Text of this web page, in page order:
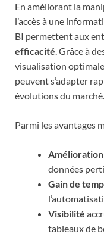
En améliorant la
l’accès à une
BI permettent aux
efficacité. Grâce à
visualisation
peuvent s’adapter
évolutions du marché.
Parmi les avantages
Amélioration
données
Gain de
Visibilité
tableaux de